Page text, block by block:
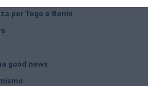
per Togo e Benin
good news